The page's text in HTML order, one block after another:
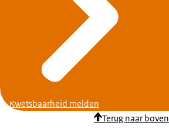
Kwetsbaarheid melden
Terug naar boven